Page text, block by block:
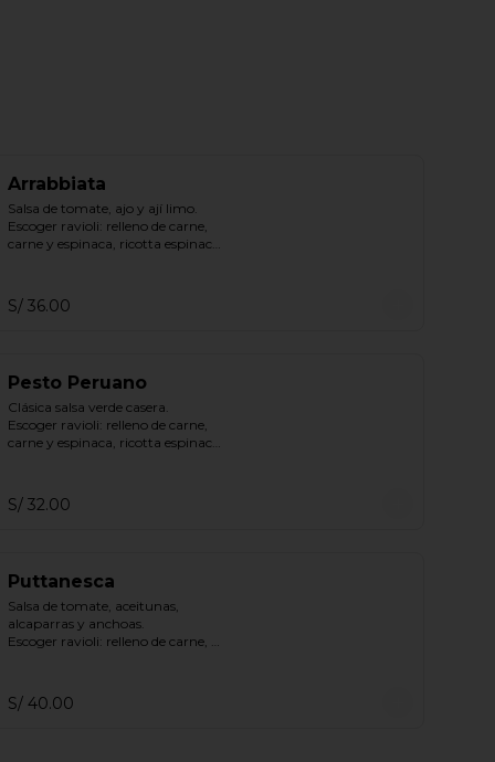
Arrabbiata
Salsa de tomate, ajo y ají limo.
Escoger ravioli: relleno de carne,
carne y espinaca, ricotta espinaca,
S/ 36.00
Pesto Peruano
Clásica salsa verde casera.
Escoger ravioli: relleno de carne,
carne y espinaca, ricotta espinaca,
S/ 32.00
Puttanesca
Salsa de tomate, aceitunas,
alcaparras y anchoas.
Escoger ravioli: relleno de carne,
S/ 40.00